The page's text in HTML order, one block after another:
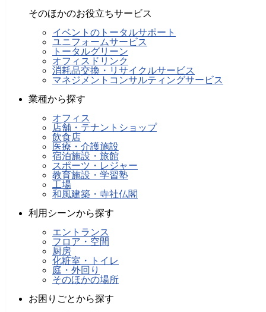
そのほかのお役立ちサービス
イベントのトータルサポート
ユニフォームサービス
トータルグリーン
オフィスドリンク
消耗品交換・リサイクルサービス
マネジメントコンサルティングサービス
業種から探す
オフィス
店舗・テナントショップ
飲食店
医療・介護施設
宿泊施設・旅館
スポーツ・レジャー
教育施設・学習塾
工場
和風建築・寺社仏閣
利用シーンから探す
エントランス
フロア・空間
厨房
化粧室・トイレ
庭・外回り
そのほかの場所
お困りごとから探す